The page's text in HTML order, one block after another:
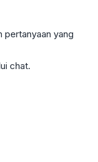
pertanyaan yang
chat.